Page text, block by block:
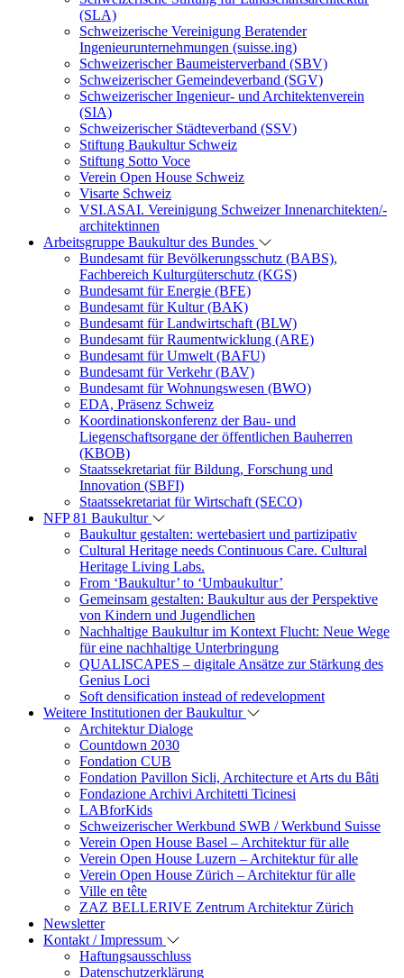
(SLA)
Schweizerische Vereinigung Beratender
Ingenieurunternehmungen (suisse.ing)
Schweizerischer Baumeisterverband (SBV)
Schweizerischer Gemeindeverband (SGV)
Schweizerischer Ingenieur- und Architektenverein
(SIA)
Schweizerischer Städteverband (SSV)
Stiftung Baukultur Schweiz
Stiftung Sotto Voce
Verein Open House Schweiz
Visarte Schweiz
VSI.ASAI. Vereinigung Schweizer Innenarchitekten/-
architektinnen
Arbeitsgruppe Baukultur des Bundes
Bundesamt für Bevölkerungsschutz (BABS),
Fachbereich Kulturgüterschutz (KGS)
Bundesamt für Energie (BFE)
Bundesamt für Kultur (BAK)
Bundesamt für Landwirtschaft (BLW)
Bundesamt für Raumentwicklung (ARE)
Bundesamt für Umwelt (BAFU)
Bundesamt für Verkehr (BAV)
Bundesamt für Wohnungswesen (BWO)
EDA, Präsenz Schweiz
Koordinationskonferenz der Bau- und
Liegenschaftsorgane der öffentlichen Bauherren
(KBOB)
Staatssekretariat für Bildung, Forschung und
Innovation (SBFI)
Staatssekretariat für Wirtschaft (SECO)
NFP 81 Baukultur
Baukultur gestalten: wertebasiert und partizipativ
Cultural Heritage needs Continuous Care. Cultural
Heritage Living Labs.
From ‘Baukultur’ to ‘Umbaukultur’
Gemeinsam gestalten: Baukultur aus der Perspektive
von Kindern und Jugendlichen
Nachhaltige Baukultur im Kontext Flucht: Neue Wege
für eine nachhaltige Unterbringung
QUALISCAPES – digitale Ansätze zur Stärkung des
Genius Loci
Soft densification instead of redevelopment
Weitere Institutionen der Baukultur
Architektur Dialoge
Countdown 2030
Fondation CUB
Fondation Pavillon Sicli, Architecture et Arts du Bâti
Fondazione Archivi Architetti Ticinesi
LABforKids
Schweizerischer Werkbund SWB / Werkbund Suisse
Verein Open House Basel – Architektur für alle
Verein Open House Luzern – Architektur für alle
Verein Open House Zürich – Architektur für alle
Ville en tête
ZAZ BELLERIVE Zentrum Architektur Zürich
Newsletter
Kontakt / Impressum
Haftungsausschluss
Datenschutzerklärung